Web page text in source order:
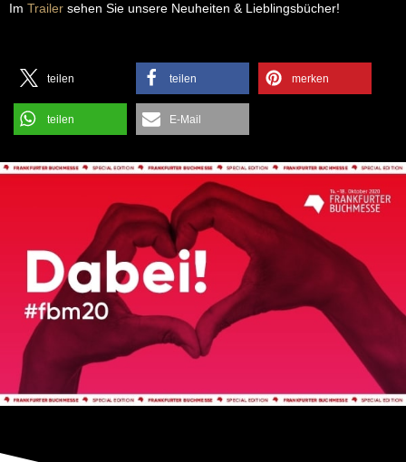
Im Trailer sehen Sie unsere Neuheiten & Lieblingsbücher!
teilen teilen merken
teilen E-Mail